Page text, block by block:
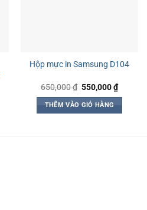
₫.
Hộp mực in Samsung D104
650,000₫ Giá
là:
650,000 ₫.
550,000₫Giá
hiện
THÊM VÀO GIỎ HÀNG